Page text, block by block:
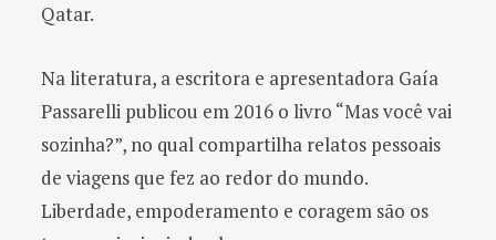
Qatar.
Na literatura, a escritora e apresentadora Gaía
Passarelli publicou em 2016 o livro “Mas você vai
sozinha?”, no qual compartilha relatos pessoais
de viagens que fez ao redor do mundo.
Liberdade, empoderamento e coragem são os